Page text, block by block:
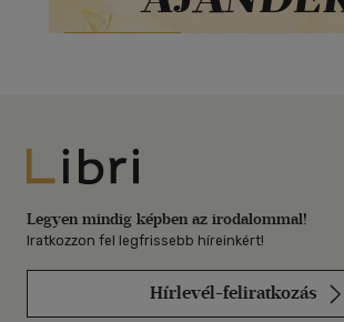
Libri
Legyen mindig képben az irodalommal!
Iratkozzon fel legfrissebb híreinkért!
Hírlevél-feliratkozás